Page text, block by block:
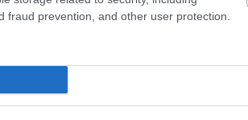
fraud prevention, and other user protection.